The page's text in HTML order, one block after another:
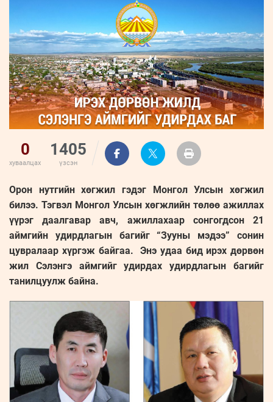
Бүртгүүлэх
Нэвтрэх
Leaderships
forum
ФОТО
УРЛАГ
ТӨВ
ZUUNII
MEDEE
WEEKLY
0
хуваалцах
1405
үзсэн
Орон нутгийн хөгжил гэдэг Монгол Улсын хөгжил
билээ. Тэгвэл Монгол Улсын хөгжлийн төлөө ажиллах
үүрэг даалгавар авч, ажиллахаар сонгогдсон 21
аймгийн удирдлагын багийг “Зууны мэдээ” сонин
цувралаар хүргэж байгаа. Энэ удаа бид ирэх дөрвөн
жил Сэлэнгэ аймгийг удирдах удирдлагын багийг
танилцуулж байна.